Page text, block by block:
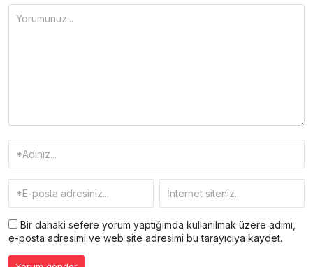
Bir dahaki sefere yorum yaptığımda kullanılmak üzere adımı,
e-posta adresimi ve web site adresimi bu tarayıcıya kaydet.